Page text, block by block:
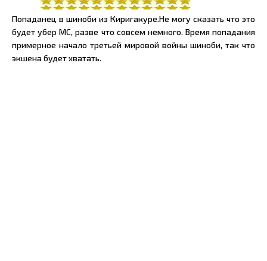
Попаданец в шиноби из Киригакуре.Не могу сказать что это
будет убер МС, разве что совсем немного. Время попадания
примерное начало третьей мировой войны шиноби, так что
экшена будет хватать.